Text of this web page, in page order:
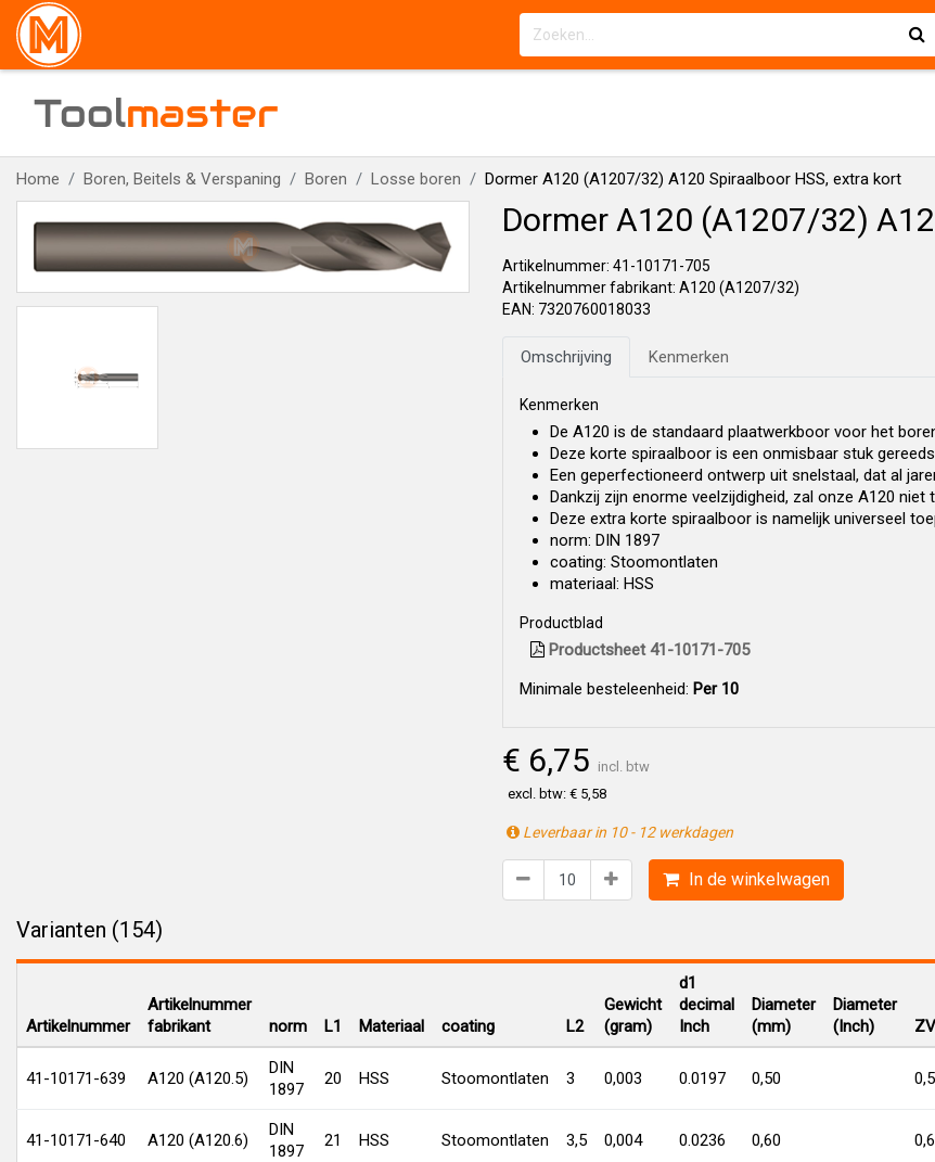
Toolmaster
Home Boren, Beitels & Verspaning Boren Losse boren Dormer A120 (A1207/32) A120 Spiraalboor HSS, extra kort
Dormer A120 (A1207/32)
Artikelnummer: 41-10171-705
Artikelnummer fabrikant: A120 (A1207/32)
EAN: 7320760018033
Omschrijving Kenmerken
Kenmerken
De A120 is de standaard plaatwerkboor voor het
Deze korte spiraalboor is een onmisbaar stuk
Een geperfectioneerd ontwerp uit snelstaal, dat al
Dankzij zijn enorme veelzijdigheid, zal onze A120 niet
Deze extra korte spiraalboor is namelijk universeel
norm: DIN 1897
coating: Stoomontlaten
materiaal: HSS
Productblad
Productsheet 41-10171-705
Minimale besteleenheid: Per 10
€ 6,75 incl. btw
excl. btw: € 5,58
Leverbaar in 10 - 12 werkdagen
In de winkelwagen
Varianten (154)
Artikelnummer
Artikelnummer
fabrikant
norm L1 Materiaal coating L2
Gewicht
(gram)
d1
decimal
Inch
Diameter
(mm)
Diameter
(Inch)
41-10171-639 A120 (A120.5)
DIN
1897
20 HSS Stoomontlaten 3 0,003 0.0197 0,50
41-10171-640 A120 (A120.6)
DIN
1897
21 HSS Stoomontlaten 3,5 0,004 0.0236 0,60